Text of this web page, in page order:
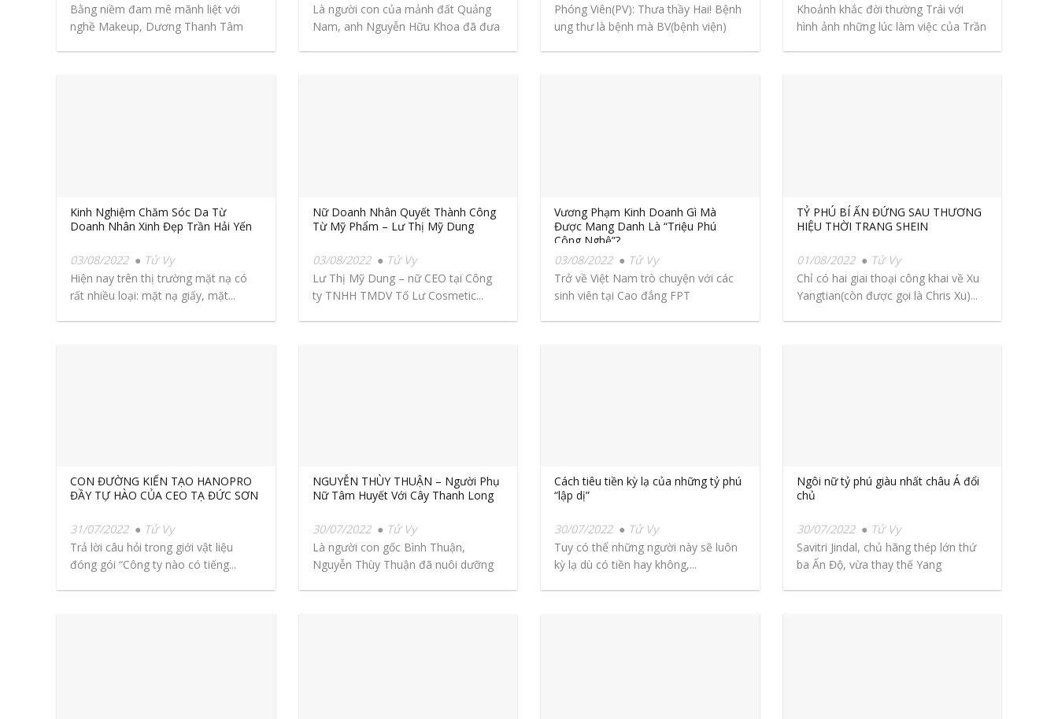
Bằng niềm đam mê mãnh liệt với
nghề Makeup, Dương Thanh Tâm
Là người con của mảnh đất Quảng
Nam, anh Nguyễn Hữu Khoa đã đưa
Phóng Viên(PV): Thưa thầy Hai! Bệnh
ung thư là bệnh mà BV(bệnh viện)
Khoảnh khắc đời thường Trái với
hình ảnh những lúc làm việc của Trần
Kinh Nghiệm Chăm Sóc Da Từ
Doanh Nhân Xinh Đẹp Trần Hải Yến
03/08/2022
Tử Vy
Hiện nay trên thị trường mặt nạ có
rất nhiều loại: mặt nạ giấy, mặt...
Nữ Doanh Nhân Quyết Thành Công
Từ Mỹ Phẩm – Lư Thị Mỹ Dung
03/08/2022
Tử Vy
Lư Thị Mỹ Dung – nữ CEO tại Công
ty TNHH TMDV Tố Lư Cosmetic...
Vương Phạm Kinh Doanh Gì Mà
Được Mang Danh Là “Triệu Phú
Công Nghệ”?
03/08/2022
Tử Vy
Trở về Việt Nam trò chuyện với các
sinh viên tại Cao đẳng FPT
TỶ PHÚ BÍ ẨN ĐỨNG SAU THƯƠNG
HIỆU THỜI TRANG SHEIN
01/08/2022
Tử Vy
Chỉ có hai giai thoại công khai về Xu
Yangtian(còn được gọi là Chris Xu)...
CON ĐƯỜNG KIẾN TẠO HANOPRO
ĐẦY TỰ HÀO CỦA CEO TẠ ĐỨC SƠN
31/07/2022
Tử Vy
Trả lời câu hỏi trong giới vật liệu
đóng gói “Công ty nào có tiếng...
NGUYỄN THÙY THUẬN – Người Phụ
Nữ Tâm Huyết Với Cây Thanh Long
30/07/2022
Tử Vy
Là người con gốc Bình Thuận,
Nguyễn Thùy Thuận đã nuôi dưỡng
Cách tiêu tiền kỳ lạ của những tỷ phú
“lập dị”
30/07/2022
Tử Vy
Tuy có thể những người này sẽ luôn
kỳ lạ dù có tiền hay không,...
Ngôi nữ tỷ phú giàu nhất châu Á đổi
chủ
30/07/2022
Tử Vy
Savitri Jindal, chủ hãng thép lớn thứ
ba Ấn Độ, vừa thay thế Yang